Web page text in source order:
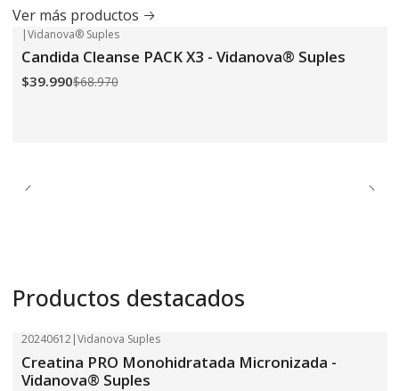
Ver más productos
-42% OFF
|Vidanova® Suples
Candida Cleanse PACK X3 - Vidanova® Suples
$39.990$68.970
Productos destacados
-18% OFF
20240612|Vidanova Suples
Creatina PRO Monohidratada Micronizada -
Vidanova® Suples